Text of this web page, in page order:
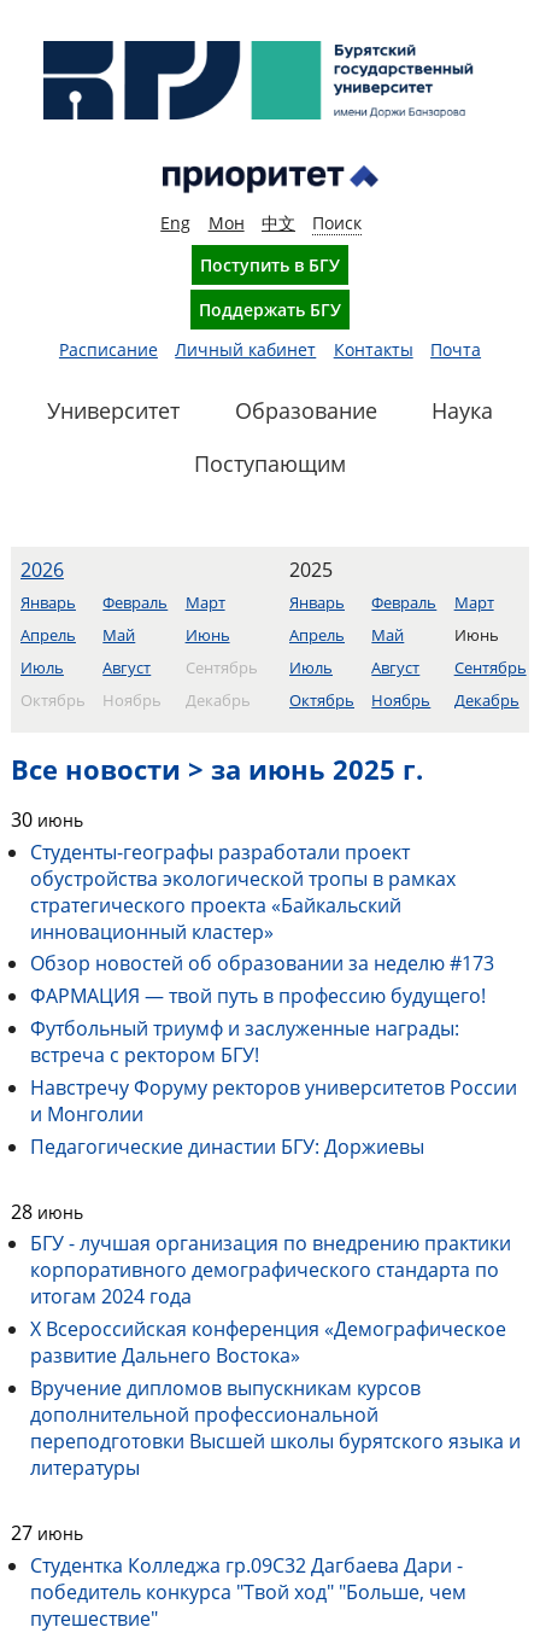
Eng Мон 中文
Поиск
Поступить в БГУ
Поддержать БГУ
Расписание
Личный кабинет Контакты Почта
Университет Образование
Наука
Поступающим
2026
Январь Февраль
Март
Апрель
Май
Июнь
Июль
Август
Сентябрь
Октябрь
Ноябрь Декабрь
2025
Январь Февраль
Март
Апрель
Май
Июнь
Июль
Август
Сентябрь
Октябрь
Ноябрь Декабрь
Все новости > за июнь 2025 г.
30 июнь
Студенты-географы разработали проект
обустройства экологической тропы в рамках
стратегического проекта «Байкальский
инновационный кластер»
Обзор новостей об образовании за неделю #173
ФАРМАЦИЯ — твой путь в профессию будущего!
Футбольный триумф и заслуженные награды:
встреча с ректором БГУ!
Навстречу Форуму ректоров университетов России
и Монголии
Педагогические династии БГУ: Доржиевы
28 июнь
БГУ - лучшая организация по внедрению практики
корпоративного демографического стандарта по
итогам 2024 года
Х Всероссийская конференция «Демографическое
развитие Дальнего Востока»
Вручение дипломов выпускникам курсов
дополнительной профессиональной
переподготовки Высшей школы бурятского языка и
литературы
27 июнь
Студентка Колледжа гр.09С32 Дагбаева Дари -
победитель конкурса "Твой ход" "Больше, чем
путешествие"